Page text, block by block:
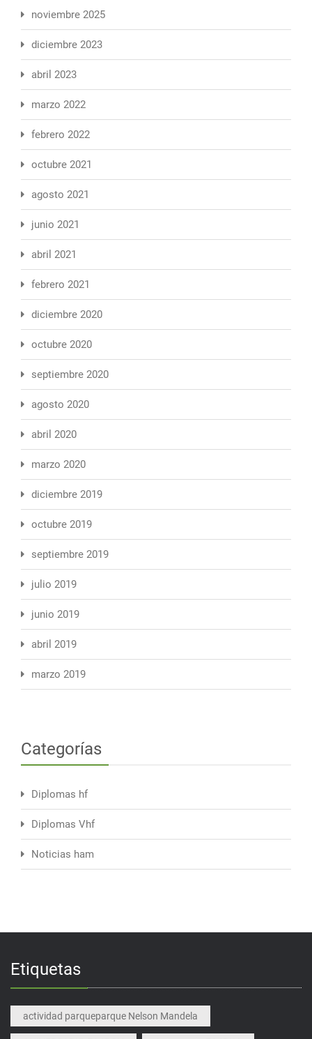
noviembre 2025
diciembre 2023
abril 2023
marzo 2022
febrero 2022
octubre 2021
agosto 2021
junio 2021
abril 2021
febrero 2021
diciembre 2020
octubre 2020
septiembre 2020
agosto 2020
abril 2020
marzo 2020
diciembre 2019
octubre 2019
septiembre 2019
julio 2019
junio 2019
abril 2019
marzo 2019
Categorías
Diplomas hf
Diplomas Vhf
Noticias ham
Etiquetas
actividad parqueparque Nelson Mandela